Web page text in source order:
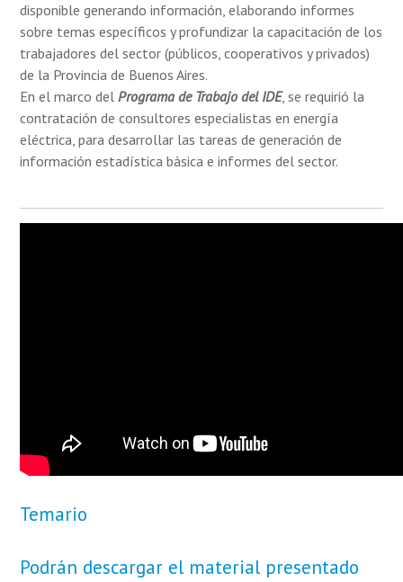
disponible generando información, elaborando informes
sobre temas específicos y profundizar la capacitación de los
trabajadores del sector (públicos, cooperativos y privados)
de la Provincia de Buenos Aires.
En el marco delPrograma de Trabajo del IDE, se requirió la
contratación de consultores especialistas en energía
eléctrica, para desarrollar las tareas de generación de
información estadística básica e informes del sector.
Temario
Podrán descargar el material presentado